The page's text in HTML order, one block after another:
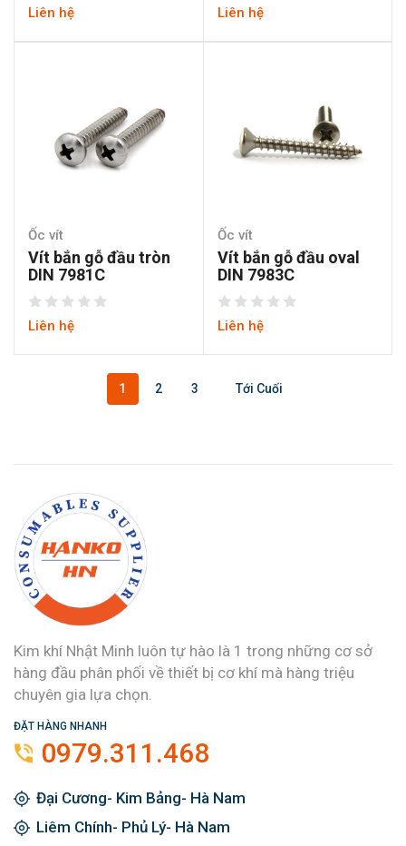
Liên hệ Liên hệ
Ốc vít
Vít bắn gỗ đầu tròn
DIN 7981C
Liên hệ
Ốc vít
Vít bắn gỗ đầu oval
DIN 7983C
Liên hệ
1 2 3 Tới Cuối
Kim khí Nhật Minh luôn tự hào là 1 trong những cơ sở
hàng đầu phân phối về thiết bị cơ khí mà hàng triệu
chuyên gia lựa chọn.
ĐẶT HÀNG NHANH
0979.311.468
Đại Cương- Kim Bảng- Hà Nam
Liêm Chính- Phủ Lý- Hà Nam